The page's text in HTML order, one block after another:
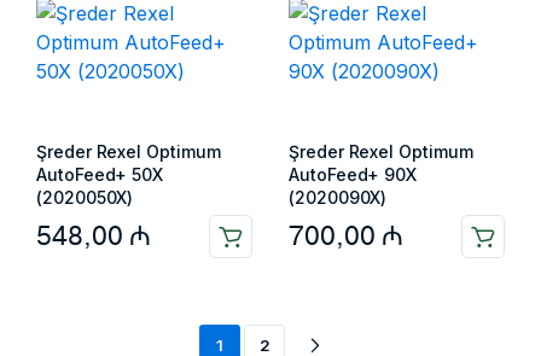
Şreder Rexel Optimum
AutoFeed+ 50X
(2020050X)
548,00 ₼
Şreder Rexel Optimum
AutoFeed+ 90X
(2020090X)
700,00 ₼
1 2